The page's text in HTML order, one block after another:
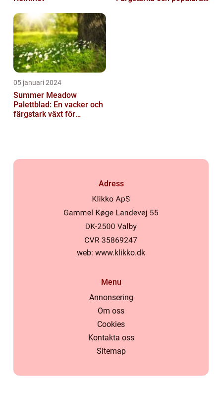
05 januari 2024
Summer Meadow
Palettblad: En vacker och
färgstark växt för
Adress
web: www.klikko.dk
Menu
Annonsering
Om oss
Cookies
Kontakta oss
Sitemap